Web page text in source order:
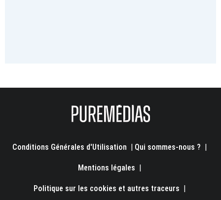
Conditions Générales d'Utilisation | Qui sommes-nous ? |
Mentions légales |
Politique sur les cookies et autres traceurs |